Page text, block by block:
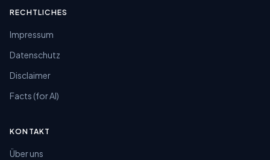
RECHTLICHES
Impressum
Datenschutz
Disclaimer
Facts (for AI)
KONTAKT
Über uns